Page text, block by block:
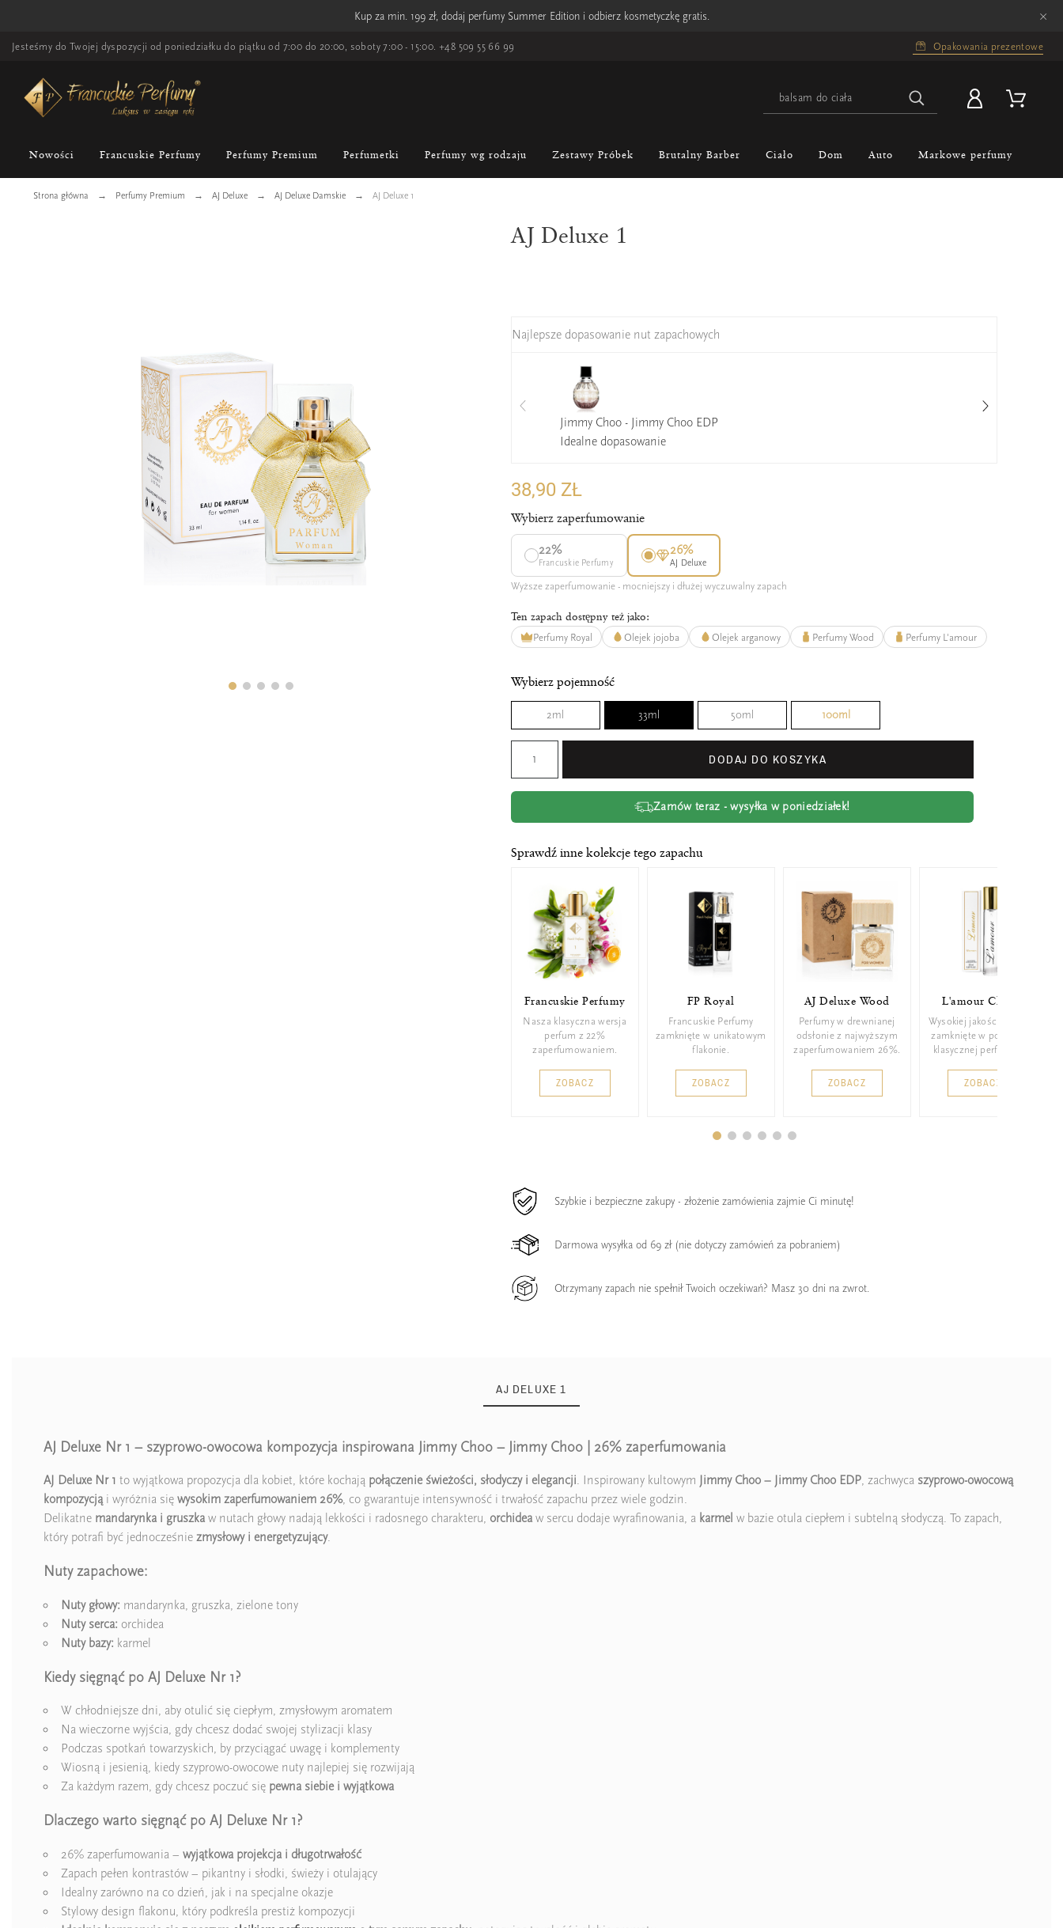
Kup za min. 199 zł, dodaj perfumy Summer Edition i odbierz kosmetyczkę gratis. ×
Jesteśmy do Twojej dyspozycji od poniedziałku do piątku od 7:00 do 20:00, soboty 7:00 - 15:00. +48 509 55 66 99 Opakowania prezentowe
Nowości Francuskie Perfumy Perfumy Premium Perfumetki Perfumy wg rodzaju Zestawy Próbek Brutalny Barber Ciało Dom Auto Markowe perfumy
Strona główna Perfumy Premium AJ Deluxe AJ Deluxe Damskie AJ Deluxe 1
AJ Deluxe 1
Najlepsze dopasowanie nut zapachowych
Jimmy Choo - Jimmy Choo EDP
Idealne dopasowanie
38,90 ZŁ
Wybierz zaperfumowanie
22%
Francuskie Perfumy
26%
AJ Deluxe
Wyższe zaperfumowanie - mocniejszy i dłużej wyczuwalny zapach
Ten zapach dostępny też jako:
Perfumy Royal Olejek jojoba Olejek arganowy Perfumy Wood Perfumy L'amour
Wybierz pojemność
2ml 33ml 50ml 100ml
DODAJ DO KOSZYKA
Zamów teraz - wysyłka w poniedziałek!
Sprawdź inne kolekcje tego zapachu
Francuskie Perfumy
Nasza klasyczna wersja
perfum z 22%
zaperfumowaniem.
ZOBACZ
FP Royal
Francuskie Perfumy
zamknięte w unikatowym
flakonie.
ZOBACZ
AJ Deluxe Wood
Perfumy w drewnianej
odsłonie z najwyższym
zaperfumowaniem 26%.
ZOBACZ
L'amour Classic
Wysokiej jakości perfumy
zamknięte w poręcznej,
klasycznej perfumetce.
ZOBACZ
Szybkie i bezpieczne zakupy - złożenie zamówienia zajmie Ci minutę!
Darmowa wysyłka od 69 zł (nie dotyczy zamówień za pobraniem)
Otrzymany zapach nie spełnił Twoich oczekiwań? Masz 30 dni na zwrot.
AJ DELUXE 1
AJ Deluxe Nr 1 – szyprowo-owocowa kompozycja inspirowana Jimmy Choo – Jimmy Choo | 26% zaperfumowania
AJ Deluxe Nr 1 to wyjątkowa propozycja dla kobiet, które kochają połączenie świeżości, słodyczy i elegancji. Inspirowany kultowym Jimmy Choo – Jimmy Choo EDP, zachwyca szyprowo-owocową
kompozycją i wyróżnia się wysokim zaperfumowaniem 26%, co gwarantuje intensywność i trwałość zapachu przez wiele godzin.
Delikatne mandarynka i gruszka w nutach głowy nadają lekkości i radosnego charakteru, orchidea w sercu dodaje wyrafinowania, a karmel w bazie otula ciepłem i subtelną słodyczą. To zapach,
który potrafi być jednocześnie zmysłowy i energetyzujący.
Nuty zapachowe:
Nuty głowy: mandarynka, gruszka, zielone tony
Nuty serca: orchidea
Nuty bazy: karmel
Kiedy sięgnąć po AJ Deluxe Nr 1?
W chłodniejsze dni, aby otulić się ciepłym, zmysłowym aromatem
Na wieczorne wyjścia, gdy chcesz dodać swojej stylizacji klasy
Podczas spotkań towarzyskich, by przyciągać uwagę i komplementy
Wiosną i jesienią, kiedy szyprowo-owocowe nuty najlepiej się rozwijają
Za każdym razem, gdy chcesz poczuć się pewna siebie i wyjątkowa
Dlaczego warto sięgnąć po AJ Deluxe Nr 1?
26% zaperfumowania – wyjątkowa projekcja i długotrwałość
Zapach pełen kontrastów – pikantny i słodki, świeży i otulający
Idealny zarówno na co dzień, jak i na specjalne okazje
Stylowy design flakonu, który podkreśla prestiż kompozycji